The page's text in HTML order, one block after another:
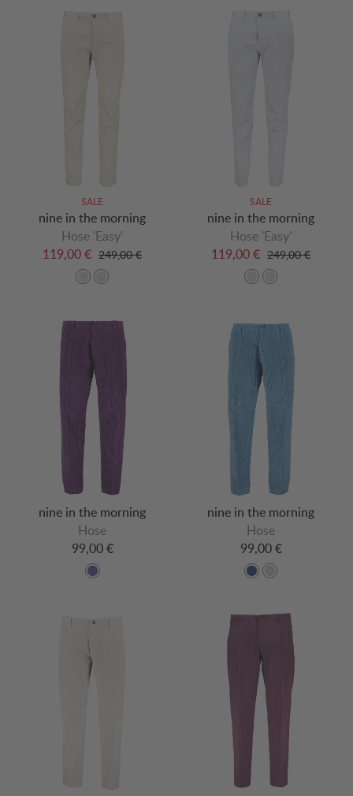
SALE
nine in the morning
Hose 'Easy'
119,00 € 249,00 €
SALE
nine in the morning
Hose 'Easy'
119,00 € 249,00 €
nine in the morning
Hose
99,00 €
nine in the morning
Hose
99,00 €